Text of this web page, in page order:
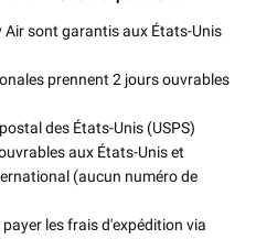
Air sont garantis aux États-Unis
prennent 2 jours ouvrables
des États-Unis (USPS)
aux États-Unis et
(aucun numéro de
les frais d'expédition via